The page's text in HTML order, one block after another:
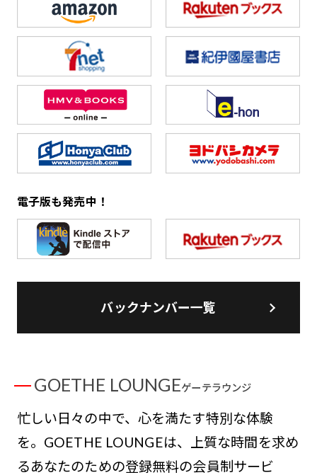
電子版も発売中！
バックナンバー一覧
GOETHE LOUNGEゲーテラウンジ
忙しい日々の中で、心を満たす特別な体験
を。GOETHE LOUNGEは、上質な時間を求め
るあなたのための登録無料の会員制サービ